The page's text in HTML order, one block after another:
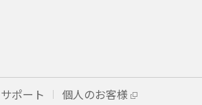
サポート 個人のお客様